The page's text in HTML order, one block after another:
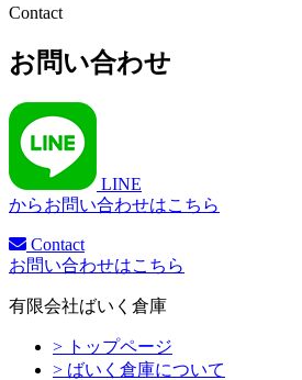
Contact
お問い合わせ
LINE
からお問い合わせはこちら
Contact
お問い合わせはこちら
有限会社ばいく倉庫
> トップページ
> ばいく倉庫について